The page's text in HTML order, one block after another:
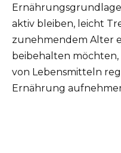
aktiv bleiben, leicht
zunehmendem Alter
beibehalten möchten,
von Lebensmitteln
Ernährung